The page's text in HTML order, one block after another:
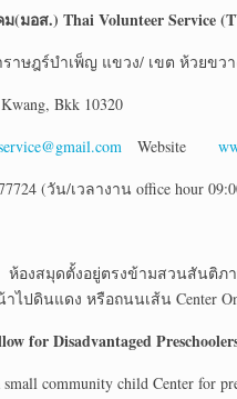
(มอส.) Thai Volunteer Service
าษฎร์บำเพ็ญ แขวง/ เขต ห้วยขวา
Bkk 10320
Website
(วัน/เวลางาน office hour
ห้องสมุดตั้งอยู่ตรงข้ามสวนสันติภ
ไปดินแดง หรือถนนเส้น Center
for Disadvantaged
community child Center for